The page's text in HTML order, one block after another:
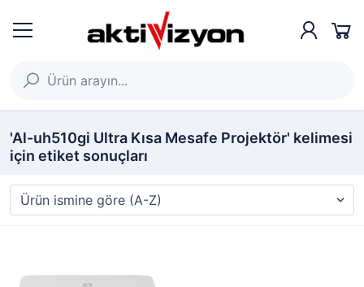
'Al-uh510gi Ultra Kısa Mesafe Projektör' kelimesi
için etiket sonuçları